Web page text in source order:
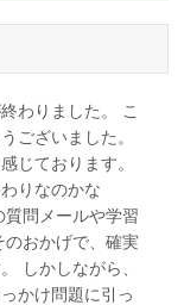
わりました。 こ
ございました。
じております。
りなのかな
問メールや学習
のおかげで、確実
しかしながら、
かけ問題に引っ